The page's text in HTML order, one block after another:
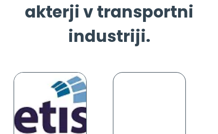
akterji v transportni
industriji.